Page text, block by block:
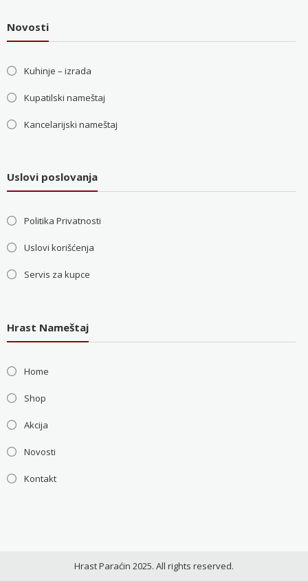
Novosti
Kuhinje – izrada
Kupatilski nameštaj
Kancelarijski nameštaj
Uslovi poslovanja
Politika Privatnosti
Uslovi korišćenja
Servis za kupce
Hrast Nameštaj
Home
Shop
Akcija
Novosti
Kontakt
Hrast Paraćin 2025. All rights reserved.